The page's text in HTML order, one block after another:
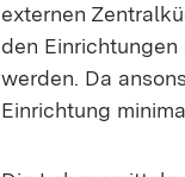
externen
den
werden. Da
Einrichtung